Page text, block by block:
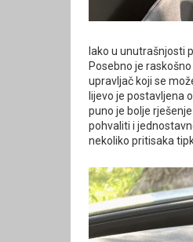
Iako u unutrašnjosti
Posebno je
upravljač koji se
lijevo je postavljena
puno je bolje
pohvaliti i
nekoliko pritisaka